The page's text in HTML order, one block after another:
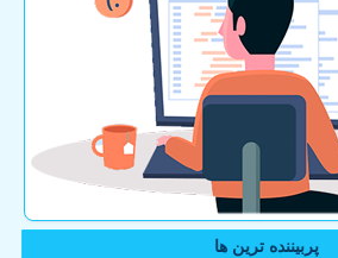
پربیننده ترین ها